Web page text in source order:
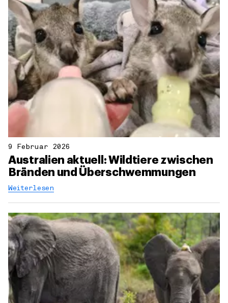
9 Februar 2026
Australien aktuell: Wildtiere zwischen
Bränden und Überschwemmungen
Weiterlesen